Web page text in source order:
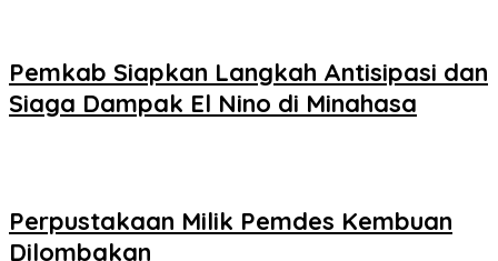
Pemkab Siapkan Langkah Antisipasi dan
Siaga Dampak El Nino di Minahasa
Perpustakaan Milik Pemdes Kembuan
Dilombakan